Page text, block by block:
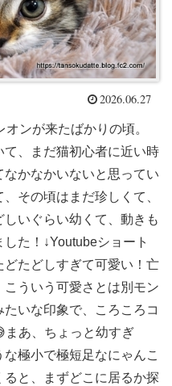
2026.06.27
ンが来たばかりの頃。
、まだ猫初心者に近い時
かなかいないと思ってい
その頃はまだ珍しくて、
いぐらい幼くて、動きも
た！↓Youtubeショート
たどしすぎて可愛い！亡
ういう可愛さとは別モン
いな印象で、ころころコ
あ、ちょっと幼すぎ
極小で極短足なにゃんこ
と、まずどこに居るか探